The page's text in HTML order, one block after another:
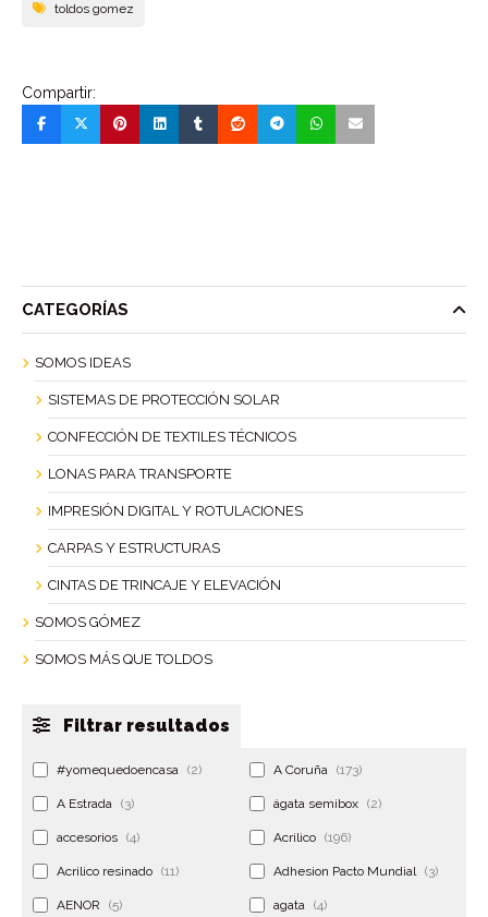
toldos gomez
Compartir:
CATEGORÍAS
SOMOS IDEAS
SISTEMAS DE PROTECCIÓN SOLAR
CONFECCIÓN DE TEXTILES TÉCNICOS
LONAS PARA TRANSPORTE
IMPRESIÓN DIGITAL Y ROTULACIONES
CARPAS Y ESTRUCTURAS
CINTAS DE TRINCAJE Y ELEVACIÓN
SOMOS GÓMEZ
SOMOS MÁS QUE TOLDOS
Filtrar resultados
#yomequedoencasa (2) A Coruña (173)
A Estrada (3) ágata semibox (2)
accesorios (4) Acrilico (196)
Acrilico resinado (11) Adhesion Pacto Mundial (3)
AENOR (5) agata (4)